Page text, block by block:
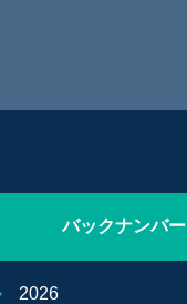
バックナンバー
2026